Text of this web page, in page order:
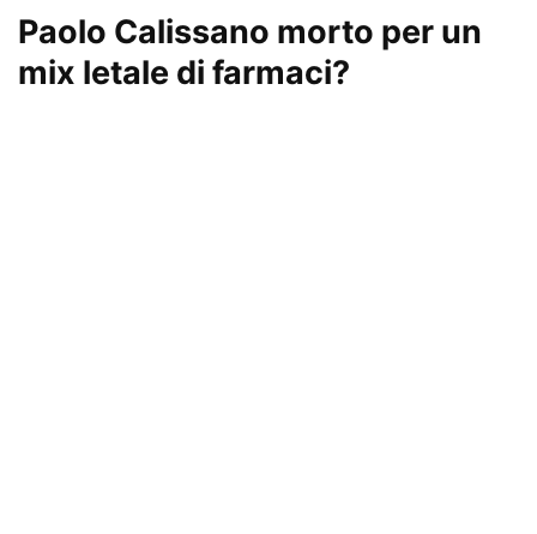
Paolo Calissano morto per un
mix letale di farmaci?